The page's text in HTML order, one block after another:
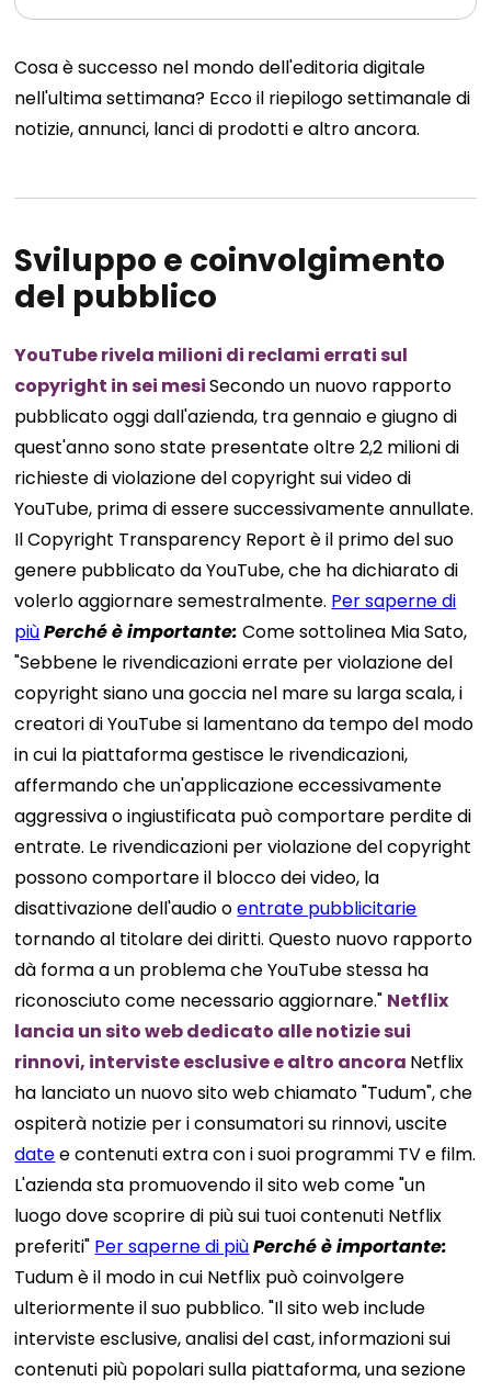
Cosa è successo nel mondo dell'editoria digitale
nell'ultima settimana? Ecco il riepilogo settimanale di
notizie, annunci, lanci di prodotti e altro ancora.
Sviluppo e coinvolgimento
del pubblico
YouTube rivela milioni di reclami errati sul
copyright in sei mesiSecondo un nuovo rapporto
pubblicato oggi dall'azienda, tra gennaio e giugno di
quest'anno sono state presentate oltre 2,2 milioni di
richieste di violazione del copyright sui video di
YouTube, prima di essere successivamente annullate.
Il Copyright Transparency Report è il primo del suo
genere pubblicato da YouTube, che ha dichiarato di
volerlo aggiornare semestralmente. Per saperne di
piùPerché è importante:Come sottolinea Mia Sato,
"Sebbene le rivendicazioni errate per violazione del
copyright siano una goccia nel mare su larga scala, i
creatori di YouTube si lamentano da tempo del modo
in cui la piattaforma gestisce le rivendicazioni,
affermando che un'applicazione eccessivamente
aggressiva o ingiustificata può comportare perdite di
entrate. Le rivendicazioni per violazione del copyright
possono comportare il blocco dei video, la
disattivazione dell'audio oentrate pubblicitarie
tornando al titolare dei diritti. Questo nuovo rapporto
dà forma a un problema che YouTube stessa ha
riconosciuto come necessario aggiornare." Netflix
lancia un sito web dedicato alle notizie sui
rinnovi, interviste esclusive e altro ancora Netflix
ha lanciato un nuovo sito web chiamato "Tudum", che
ospiterà notizie per i consumatori su rinnovi, uscite
datee contenuti extra con i suoi programmi TV e film.
L'azienda sta promuovendo il sito web come "un
luogo dove scoprire di più sui tuoi contenuti Netflix
preferiti" Per saperne di piùPerché è importante:
Tudum è il modo in cui Netflix può coinvolgere
ulteriormente il suo pubblico. "Il sito web include
interviste esclusive, analisi del cast, informazioni sui
contenuti più popolari sulla piattaforma, una sezione